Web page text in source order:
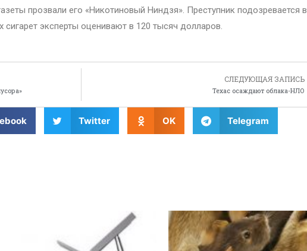
прозвали его «Никотиновый Ниндзя». Преступник подозревается в
эксперты оценивают в 120 тысяч долларов.
СЛЕДУЮЩАЯ ЗАПИСЬ
Техас осаждают облака-НЛО
Twitter OK Telegram